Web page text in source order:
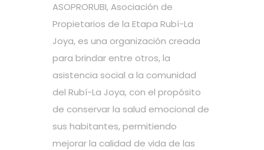
ASOPRORUBI, Asociación de
Propietarios de la Etapa Rubí-La
Joya, es una organización creada
para brindar entre otros, la
asistencia social a la comunidad
del Rubí-La Joya, con el propósito
de conservar la salud emocional de
sus habitantes, permitiendo
mejorar la calidad de vida de las